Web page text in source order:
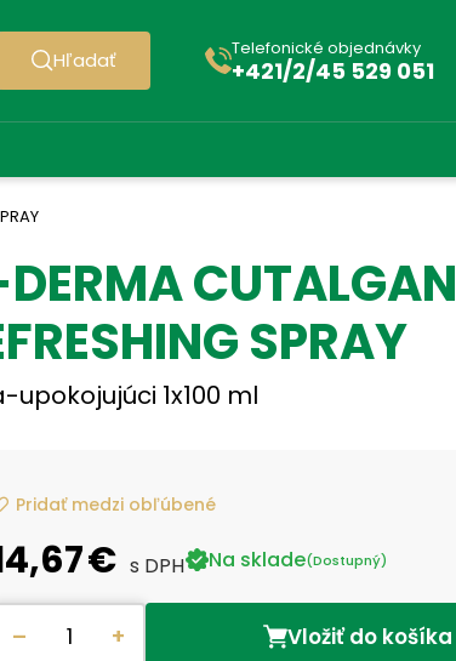
Hľadať Telefonické objednávky
+421/2/45 529 051
CUTALGAN
SPRAY
upokojujúci 1x100 ml
Pridať medzi obľúbené
€ s DPH Na sklade(Dostupný)
– + Vložiť do košíka